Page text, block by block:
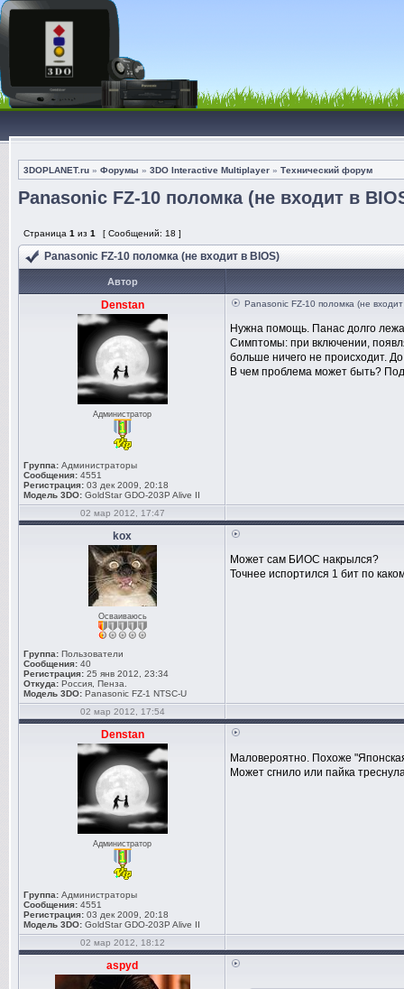
3DOPLANET.ru » Форумы » 3DO Interactive Multiplayer » Технический форум
Panasonic FZ-10 поломка (не входит в
Страница 1 из 1 [ Сообщений: 18 ]
Panasonic FZ-10 поломка (не входит в BIOS)
Автор
Denstan
Администратор
Группа: Администраторы
Сообщения: 4551
Регистрация: 03 дек 2009, 20:18
Модель 3DO: GoldStar GDO-203P Alive II
Panasonic FZ-10 поломка (не
Нужна помощь. Панас долго
Симптомы: при включении,
больше ничего не происходит.
В чем проблема может быть?
02 мар 2012, 17:47
kox
Осваиваюсь
Группа: Пользователи
Сообщения: 40
Регистрация: 25 янв 2012, 23:34
Откуда: Россия, Пенза.
Модель 3DO: Panasonic FZ-1 NTSC-U
Может сам БИОС накрылся?
Точнее испортился 1 бит по
02 мар 2012, 17:54
Denstan
Администратор
Группа: Администраторы
Сообщения: 4551
Регистрация: 03 дек 2009, 20:18
Модель 3DO: GoldStar GDO-203P Alive II
Маловероятно. Похоже
Может сгнило или пайка
02 мар 2012, 18:12
aspyd